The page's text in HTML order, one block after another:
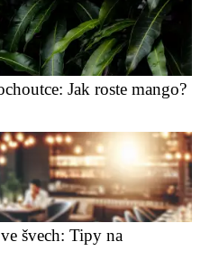
Jak roste mango?
švech: Tipy na